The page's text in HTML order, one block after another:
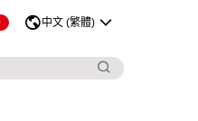
中文 (繁體)